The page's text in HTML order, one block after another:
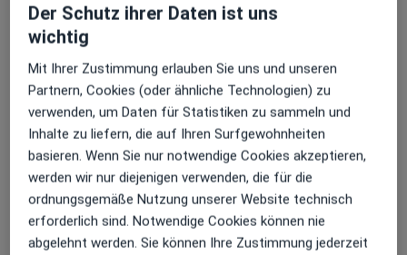
Muskelfunktionsdiagnostik
Präzise Kontrollmöglichkeit
Ultraschall-Diagnostik
Schnelle und einfache Bilder
EMG-Diagnostik
Die Signale aus dem Muskel enthüllen die
verspannten Areale oder zu gering inervierte
Fasern.
Neueste Technik zur Behandlung
Stoßwellen-Therapie
Effektive und schonende Therapie für Gelenke
EOT II-Therapie
Isokinetisches Muskelaufbautraining
Die Geräte passen sich genau an ihre
Muskelkraft an.
Der Schutz ihrer Daten ist uns
wichtig
Mit Ihrer Zustimmung erlauben Sie uns und unseren
Partnern, Cookies (oder ähnliche Technologien) zu
verwenden, um Daten für Statistiken zu sammeln und
Inhalte zu liefern, die auf Ihren Surfgewohnheiten
basieren. Wenn Sie nur notwendige Cookies akzeptieren,
werden wir nur diejenigen verwenden, die für die
ordnungsgemäße Nutzung unserer Website technisch
erforderlich sind. Notwendige Cookies können nie
abgelehnt werden. Sie können Ihre Zustimmung jederzeit